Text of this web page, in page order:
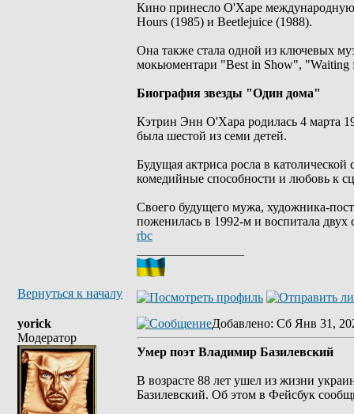
Кино принесло О'Харе
Hours (1985) и Beetlejuice (1988).
Она также стала одной из ключевых
мокьюментари "Best in Show",
Биография звезды "Один дома"
Кэтрин Энн О'Хара родилась 4 марта
была шестой из семи детей.
Будущая актриса росла в
комедийные способности и любовь к
Своего будущего мужа, художника-
поженилась в 1992-м и воспитала
rbc
Вернуться к началу
yorick
Модератор
Добавлено: Сб Янв 31,
Умер поэт Владимир Базилевский
В возрасте 88 лет ушел из жизни
Базилевский. Об этом в Фейсбук